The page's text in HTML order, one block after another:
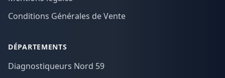
Conditions Générales de Vente
DÉPARTEMENTS
Diagnostiqueurs Nord 59